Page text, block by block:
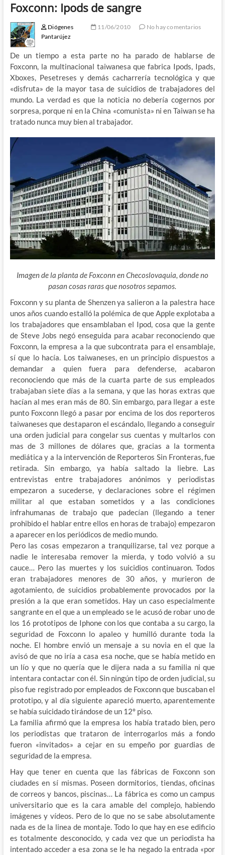
Foxconn: Ipods de sangre
Diógenes
Pantarújez
11/06/2010 No hay comentarios
De un tiempo a esta parte no ha parado de hablarse de
Foxconn, la multinacional taiwanesa que fabrica Ipods, Ipads,
Xboxes, Pesetreses y demás cacharrería tecnológica y que
«disfruta» de la mayor tasa de suicidios de trabajadores del
mundo. La verdad es que la noticia no debería cogernos por
sorpresa, porque ni en la China «comunista» ni en Taiwan se ha
tratado nunca muy bien al trabajador.
Imagen de la planta de Foxconn en Checoslovaquia, donde no
pasan cosas raras que nosotros sepamos.
Foxconn y su planta de Shenzen ya salieron a la palestra hace
unos años cuando estalló la polémica de que Apple explotaba a
los trabajadores que ensamblaban el Ipod,cosa que la gente
de Steve Jobs negó enseguida para acabar reconociendo que
Foxconn, la empresa a la que subcontrata para el ensamblaje,
sí que lo hacía. Los taiwaneses, en un principio dispuestos a
demandar a quien fuera para defenderse, acabaron
reconociendo que más de la cuarta parte de sus empleados
trabajaban siete días a la semana, y que las horas extras que
hacían al mes eran más de 80. Sin embargo, para llegar a este
punto Foxconn llegó a pasar por encima de los dos reporteros
taiwaneses que destaparon el escándalo, llegando a conseguir
una orden judicial para congelar sus cuentas y multarlos con
mas de 3 millones de dólares que, gracias a la tormenta
mediática y a la intervención de Reporteros Sin Fronteras, fue
retirada. Sin embargo, ya había saltado la liebre. Las
entrevistas entre trabajadores anónimos y periodistas
empezaron a sucederse, y declaraciones sobre el régimen
militar al que estaban sometidos y a las condiciones
infrahumanas de trabajo que padecían (llegando a tener
prohibido el hablar entre ellos en horas de trabajo) empezaron
a aparecer en los periódicos de medio mundo.
Pero las cosas empezaron a tranquilizarse, tal vez porque a
nadie le interesaba remover la mierda, y todo volvió a su
cauce… Pero las muertes y los suicidios continuaron. Todos
eran trabajadores menores de 30 años, y murieron de
agotamiento, de suicidios probablemente provocados por la
presión a la que eran sometidos. Hay un caso especialmente
sangrante en el que a un empleado se le acusó de robar uno de
los 16 prototipos de Iphone con los que contaba a su cargo, la
seguridad de Foxconn lo apaleo y humilló durante toda la
noche. El hombre envió un mensaje a su novia en el que la
avisó de que no iría a casa esa noche, que se había metido en
un lío y que no quería que le dijera nada a su familia ni que
intentara contactar con él. Sin ningún tipo de orden judicial, su
piso fue registrado por empleados de Foxconn que buscaban el
prototipo, y al día siguiente apareció muerto, aparentemente
se había suicidado tirándose de un 12º piso.
La familia afirmó que la empresa los había tratado bien, pero
los periodistas que trataron de interrogarlos más a fondo
fueron «invitados» a cejar en su empeño por guardias de
seguridad de la empresa.
Hay que tener en cuenta que las fábricas de Foxconn son
ciudades en sí mismas. Poseen dormitorios, tiendas, oficinas
de correos y bancos, piscinas… La fábrica es como un campus
universitario que es la cara amable del complejo, habiendo
imágenes y vídeos. Pero de lo que no se sabe absolutamente
nada es de la linea de montaje. Todo lo que hay en ese edificio
es totalmente desconocido, y cada vez que un periodista ha
intentado acceder a esa zona se le ha negado la entrada «por